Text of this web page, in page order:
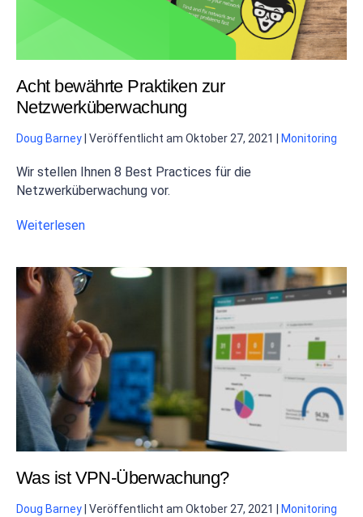
Acht bewährte Praktiken zur
Netzwerküberwachung
Doug Barney Veröffentlicht am Oktober 27, 2021 Monitoring
Wir stellen Ihnen 8 Best Practices für die
Netzwerküberwachung vor.
Weiterlesen
Was ist VPN-Überwachung?
Doug Barney Veröffentlicht am Oktober 27, 2021 Monitoring